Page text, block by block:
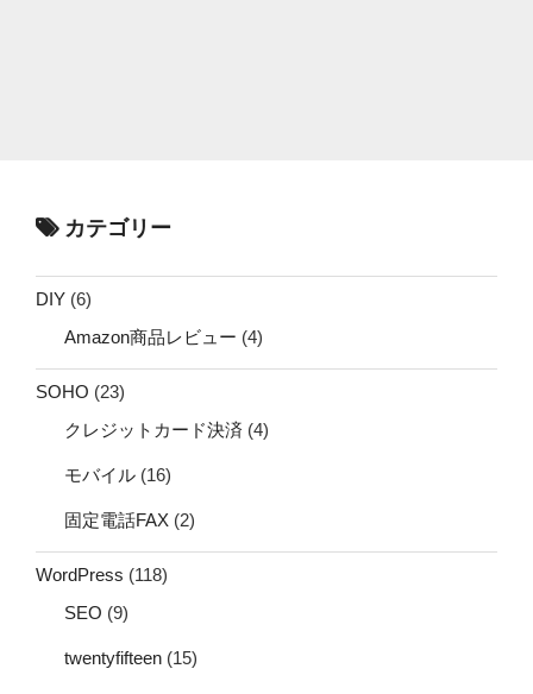
カテゴリー
DIY (6)
Amazon商品レビュー (4)
SOHO (23)
クレジットカード決済 (4)
モバイル (16)
固定電話FAX (2)
WordPress (118)
SEO (9)
twentyfifteen (15)